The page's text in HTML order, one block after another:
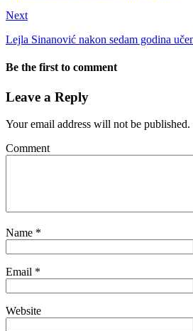
Next
Lejla Sinanović nakon sedam godina
Be the first to comment
Leave a Reply
Your email address will not be published.
Comment
Name *
Email *
Website